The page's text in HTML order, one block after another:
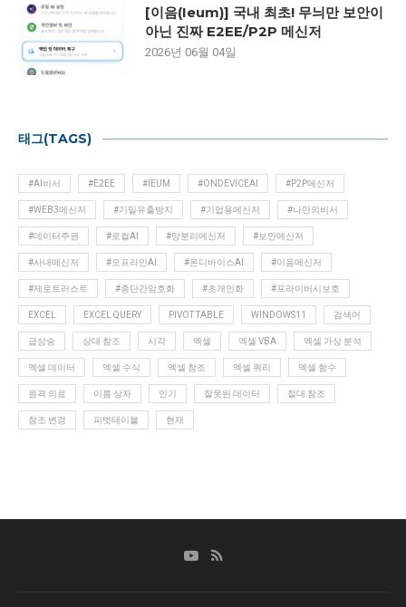
[이음(Ieum)] 국내 최초! 무늬만 보안이
아닌 진짜 E2EE/P2P 메신저
2026년 06월 04일
태그(TAGS)
#AI비서 #E2EE #IEUM #ONDEVICEAI #P2P메신저
#WEB3메신저 #기밀유출방지 #기업용메신저 #나만의비서
#데이터주권 #로컬AI #망분리메신저 #보안메신저
#사내메신저 #오프라인AI #온디바이스AI #이음메신저
#제로트러스트 #종단간암호화 #초개인화 #프라이버시보호
EXCEL EXCEL QUERY PIVOT TABLE WINDOWS11 검색어
급상승 상대 참조 시각 엑셀 엑셀 VBA 엑셀 가상 분석
엑셀 데이터 엑셀 수식 엑셀 참조 엑셀 쿼리 엑셀 함수
원격 의료 이름 상자 인기 잘못된 데이터 절대 참조
참조 변경 피벗테이블 현재